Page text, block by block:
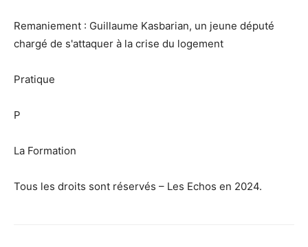
Remaniement : Guillaume Kasbarian, un jeune député
chargé de s'attaquer à la crise du logement
Pratique
P
La Formation
Tous les droits sont réservés – Les Echos en 2024.